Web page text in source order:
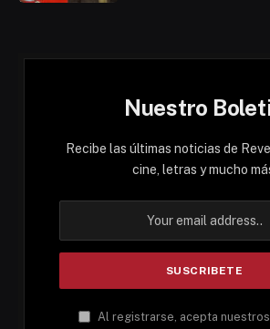
Nuestro
Recibe las últimas noticias de
cine, letras y mucho
Al registrarse, acepta